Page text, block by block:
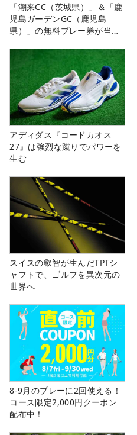
「潮来CC（茨城県）」＆「鹿
児島ガーデンGC（鹿児島
県）」の無料プレー券が当た
アディダス『コードカオス
27』は強烈な蹴りでパワーを
生む
スイスの叡智が生んだTPTシ
ャフトで、ゴルフを異次元の
世界へ
8-9月のプレーに2回使える！
コース限定2,000円クーポン
配布中！